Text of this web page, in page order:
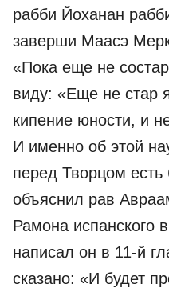
рабби Йоханан
заверши Маасэ
«Пока еще не
виду: «Еще не стар
кипение юности, и
И именно об этой
перед Творцом есть
объяснил рав
Рамона испанского
написал он в 11-й
сказано: «И будет